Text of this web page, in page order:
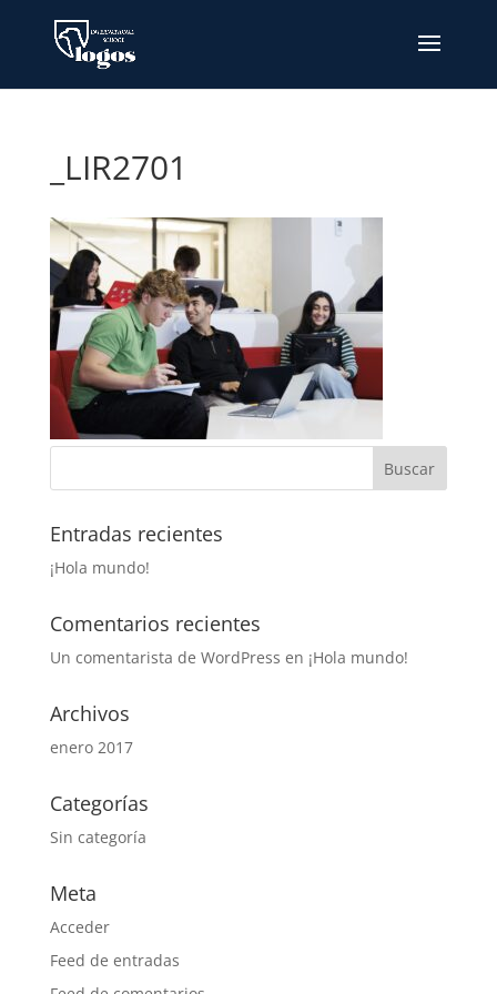
_LIR2701
Entradas recientes
¡Hola mundo!
Comentarios recientes
Un comentarista de WordPress en ¡Hola mundo!
Archivos
enero 2017
Categorías
Sin categoría
Meta
Acceder
Feed de entradas